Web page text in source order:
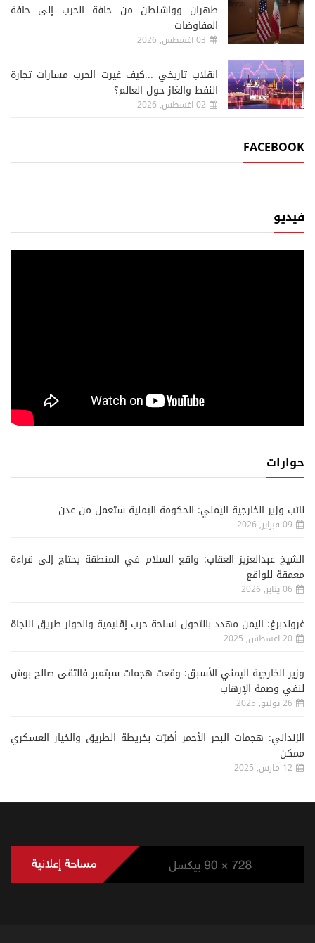
طهران وواشنطن من حافة الحرب إلى حافة
المفاوضات
03 اغسطس, 2026
انقلاب تاريخي ...كيف غيرت الحرب مسارات تجارة
النفط والغاز حول العالم؟
02 اغسطس, 2026
FACEBOOK
فيديو
حوارات
نائب وزير الخارجية اليمني: الحكومة اليمنية ستعمل من عدن
09 فبراير, 2026
الشيخ عبدالعزيز العقاب: واقع السلام في المنطقة يحتاج إلى قراءة
معمقة للواقع
06 يناير, 2026
غروندبرغ: اليمن مهدد بالتحول لساحة حرب إقليمية والحوار طريق النجاة
20 اغسطس, 2025
وزير الخارجية اليمني الأسبق: وقعت هجمات سبتمبر فالتقى صالح بوش
لنفي وصمة الإرهاب
26 يوليو, 2025
الزنداني: هجمات البحر الأحمر أضرّت بخريطة الطريق والخيار العسكري
ممكن
12 مارس, 2025